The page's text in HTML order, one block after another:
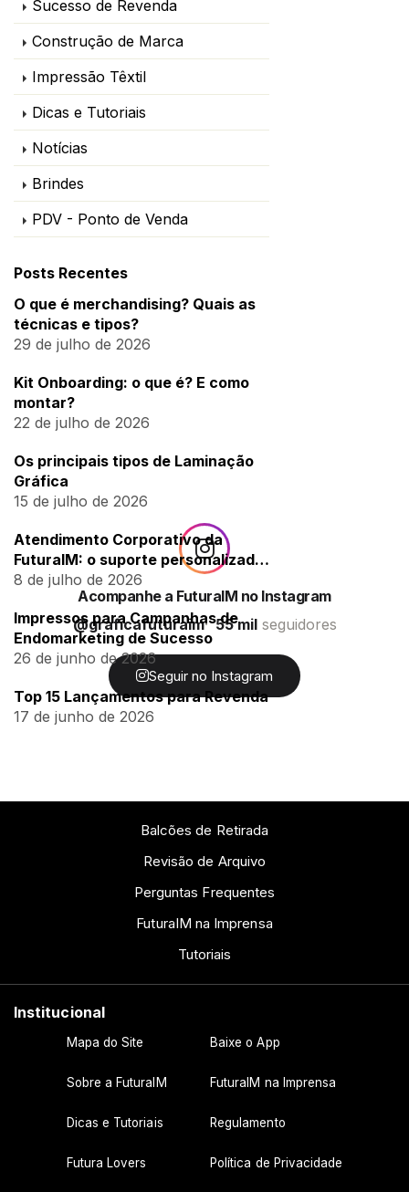
Sucesso de Revenda
Construção de Marca
Impressão Têxtil
Dicas e Tutoriais
Notícias
Brindes
PDV - Ponto de Venda
Posts Recentes
O que é merchandising? Quais as
técnicas e tipos?
29 de julho de 2026
Kit Onboarding: o que é? E como
montar?
22 de julho de 2026
Os principais tipos de Laminação
Gráfica
15 de julho de 2026
Atendimento Corporativo da
FuturaIM: o suporte personalizado
para empresas
8 de julho de 2026
Impressos para Campanhas de
Endomarketing de Sucesso
26 de junho de 2026
Top 15 Lançamentos para Revenda
17 de junho de 2026
Acompanhe a FuturaIM no Instagram
@graficafuturaim 55 milseguidores
Seguir no Instagram
Balcões de Retirada
Revisão de Arquivo
Perguntas Frequentes
FuturaIM na Imprensa
Tutoriais
Institucional
Mapa do Site Baixe o App
Sobre a FuturaIM FuturaIM na Imprensa
Dicas e Tutoriais Regulamento
Futura Lovers Política de Privacidade